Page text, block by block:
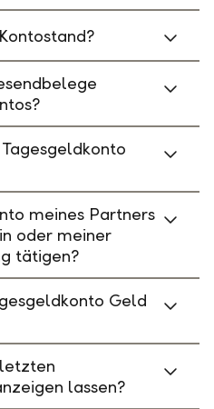
meines Partners
oder meiner
tätigen?
Geld
lassen?